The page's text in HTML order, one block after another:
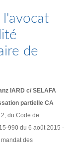
l'avocat
de
IARD c/ SELAFA
partielle CA
du Code de
990 du 6 août 2015 -
des